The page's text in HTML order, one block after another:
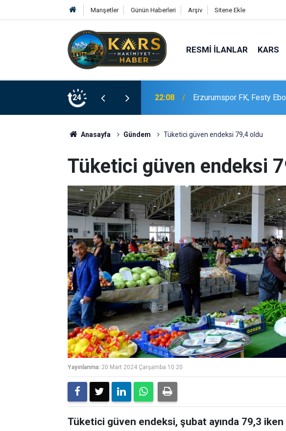
Manşetler Günün Haberleri Arşiv Sitene Ekle
RESMI İLANLAR KARS
24
prensip anlaşmasına vardı 22:07 Nariman Akhundzada,
Anasayfa Gündem Tüketici güven endeksi 79,4 oldu
Tüketici güven endeksi
Yayınlanma: 20 Mart 2024 Çarşamba 10:20
Tüketici güven endeksi, şubat ayında 79,3